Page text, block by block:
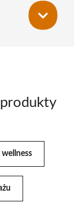
produkty
wellness